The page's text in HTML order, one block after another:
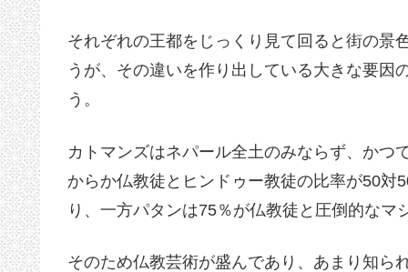
それぞれの王都をじっくり見て回ると街の景
うが、その違いを作り出している大きな要因
う。
カトマンズはネパール全土のみならず、か
からか仏教徒とヒンドゥー教徒の比率が50
り、一方パタンは75％が仏教徒と圧倒的なマ
そのため仏教芸術が盛んであり、あまり知ら